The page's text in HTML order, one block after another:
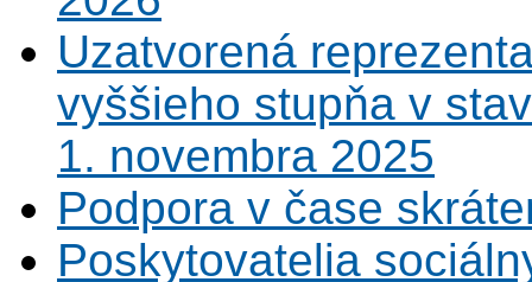
Uzatvorená
vyššieho stupňa v
1. novembra 2025
Podpora v čase
Poskytovatelia